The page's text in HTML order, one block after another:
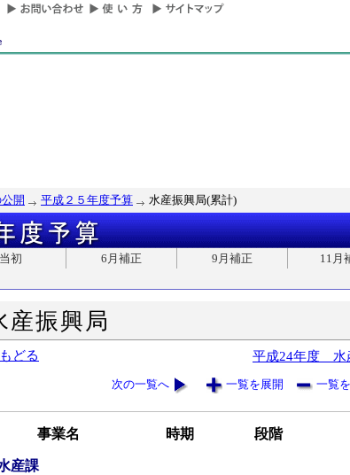
開 平成２５年度予算 水産振興局(累計)
当初 6月補正 9月補正 11月
産振興局
もどる 平成24年度 水
次の一覧へ 一覧を展開 一覧
事業名 時期 段階
産課